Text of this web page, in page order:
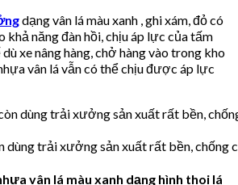
dạng vân lá màu xanh , ghi xám, đỏ có
năng đàn hồi, chịu áp lực của tấm
xe nâng hàng, chở hàng vào trong kho
vân lá vẫn có thể chịu được áp lực
dùng trải xưởng sản xuất rất bền,
vân lá màu xanh dạng hình thoi lá